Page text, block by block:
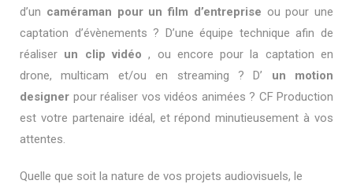
d’un caméraman pour un film d’entreprise ou pour une
captation d’évènements ? D’une équipe technique afin de
réaliser un clip vidéo , ou encore pour la captation en
drone, multicam et/ou en streaming ? D’ un motion
designer pour réaliser vos vidéos animées ? CF Production
est votre partenaire idéal, et répond minutieusement à vos
attentes.
Quelle que soit la nature de vos projets audiovisuels, le